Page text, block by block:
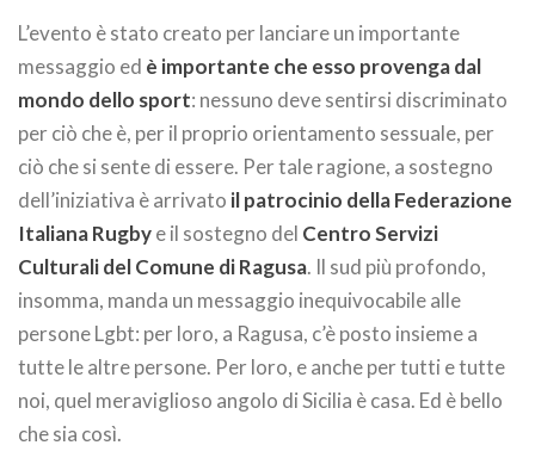
L’evento è stato creato per lanciare un importante
messaggio ed è importante che esso provenga dal
mondo dello sport: nessuno deve sentirsi discriminato
per ciò che è, per il proprio orientamento sessuale, per
ciò che si sente di essere. Per tale ragione, a sostegno
dell’iniziativa è arrivato il patrocinio della Federazione
Italiana Rugbye il sostegno del Centro Servizi
Culturali del Comune di Ragusa. Il sud più profondo,
insomma, manda un messaggio inequivocabile alle
persone Lgbt: per loro, a Ragusa, c’è posto insieme a
tutte le altre persone. Per loro, e anche per tutti e tutte
noi, quel meraviglioso angolo di Sicilia è casa. Ed è bello
che sia così.